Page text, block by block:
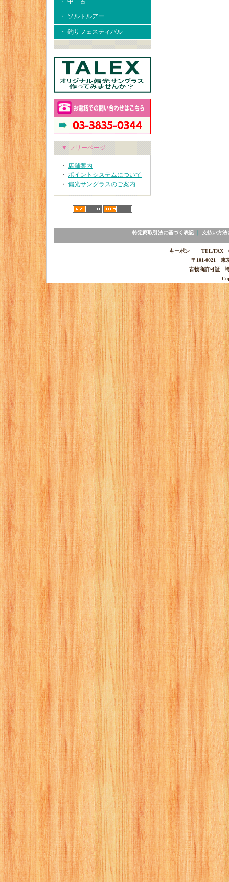
・ ソルトルアー
・ 釣りフェスティバル
▼ フリーページ
・ 店舗案内
・ ポイントシステムについて
・ 偏光サングラスのご案内
特定商取引法に基づく表記｜ 支払い方法
キーポン TEL/FAX
〒101-0021 東
古物商許可証